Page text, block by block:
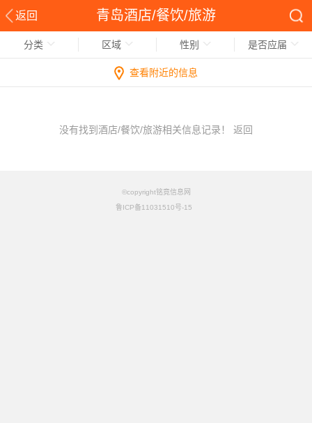
返回 青岛酒店/餐饮/旅游
分类 区域 性别 是否应届
查看附近的信息
没有找到酒店/餐饮/旅游相关信息记录！ 返回
©copyright铭竟信息网
鲁ICP备11031510号-15